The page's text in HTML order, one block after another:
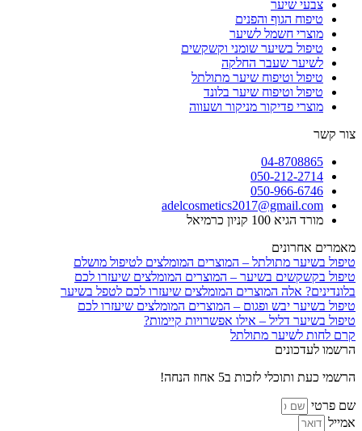
צבעי שיער
טיפוח הגוף והפנים
מוצרי חשמל לשיער
טיפול בשיער שומני וקשקשים
לשיער שעבר החלקה
טיפול וטיפוח שיער מתולתל
טיפול וטיפוח שיער בלונד
מוצרי פדיקור מניקור ושעווה
צור קשר
04-8708865
050-212-2714
050-966-6746
adelcosmetics2017@gmail.com
מורד הגיא 100 קניון כרמיאל
מאמרים אחרונים
טיפול בשיער מתולתל – המוצרים המומלצים לטיפול מושלם
טיפול בקשקשים בשיער – המוצרים המומלצים שיעזרו לכם
בלונדינים? אלה המוצרים המומלצים שיעזרו לכם לטפל בשיער
טיפול בשיער יבש ופגום – המוצרים המומלצים שיעזרו לכם
טיפול בשיער דליל – אילו אפשרויות קיימות?
קרם לחות לשיער מתולתל
הרשמו לעדכונים
הרשמי כעת ותוכלי לזכות ב5 אחוז הנחה!
שם פרטי
אמייל